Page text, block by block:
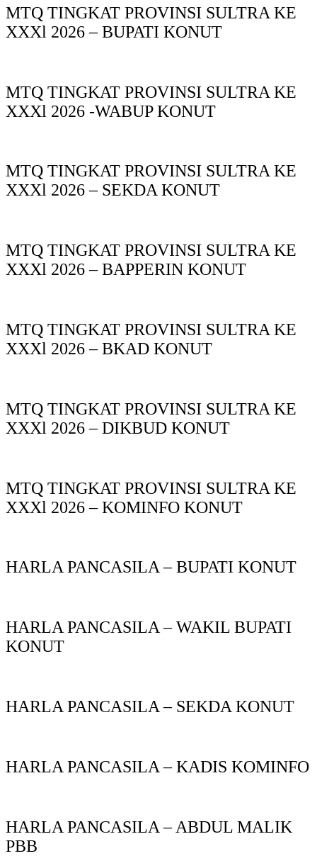
MTQ TINGKAT PROVINSI SULTRA KE
XXXl 2026 – BUPATI KONUT
MTQ TINGKAT PROVINSI SULTRA KE
XXXl 2026 -WABUP KONUT
MTQ TINGKAT PROVINSI SULTRA KE
XXXl 2026 – SEKDA KONUT
MTQ TINGKAT PROVINSI SULTRA KE
XXXl 2026 – BAPPERIN KONUT
MTQ TINGKAT PROVINSI SULTRA KE
XXXl 2026 – BKAD KONUT
MTQ TINGKAT PROVINSI SULTRA KE
XXXl 2026 – DIKBUD KONUT
MTQ TINGKAT PROVINSI SULTRA KE
XXXl 2026 – KOMINFO KONUT
HARLA PANCASILA – BUPATI KONUT
HARLA PANCASILA – WAKIL BUPATI
KONUT
HARLA PANCASILA – SEKDA KONUT
HARLA PANCASILA – KADIS KOMINFO
HARLA PANCASILA – ABDUL MALIK
PBB